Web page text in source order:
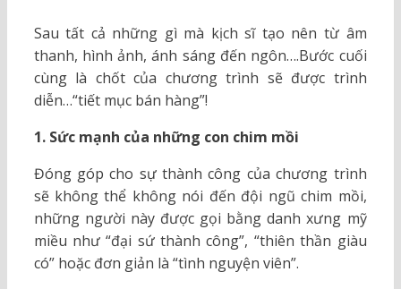
Sau tất cả những gì mà kịch sĩ tạo nên từ âm
thanh, hình ảnh, ánh sáng đến ngôn….Bước cuối
cùng là chốt của chương trình sẽ được trình
diễn…“tiết mục bán hàng”!
1. Sức mạnh của những con chim mồi
Đóng góp cho sự thành công của chương trình
sẽ không thể không nói đến đội ngũ chim mồi,
những người này được gọi bằng danh xưng mỹ
miều như “đại sứ thành công”, “thiên thần giàu
có” hoặc đơn giản là “tình nguyện viên”.